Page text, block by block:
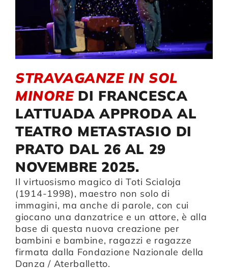
Calendario
STRAVAGANZE IN SOL
MINOREDI FRANCESCA
LATTUADA APPRODA AL
TEATRO METASTASIO DI
PRATO DAL 26 AL 29
NOVEMBRE 2025.
Il virtuosismo magico di Toti Scialoja
(1914-1998), maestro non solo di
immagini, ma anche di parole, con cui
giocano una danzatrice e un attore, è alla
base di questa nuova creazione per
bambini e bambine, ragazzi e ragazze
firmata dalla Fondazione Nazionale della
Danza / Aterballetto.